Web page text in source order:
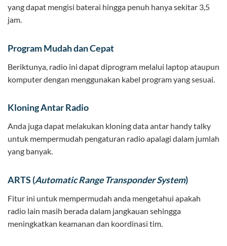
yang dapat mengisi baterai hingga penuh hanya sekitar 3,5
jam.
Program Mudah dan Cepat
Beriktunya, radio ini dapat diprogram melalui laptop ataupun
komputer dengan menggunakan kabel program yang sesuai.
Kloning Antar Radio
Anda juga dapat melakukan kloning data antar handy talky
untuk mempermudah pengaturan radio apalagi dalam jumlah
yang banyak.
ARTS (Automatic Range Transponder System)
Fitur ini untuk mempermudah anda mengetahui apakah
radio lain masih berada dalam jangkauan sehingga
meningkatkan keamanan dan koordinasi tim.